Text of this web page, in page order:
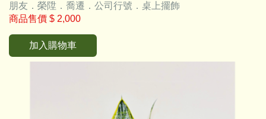
朋友．榮陞．喬遷．公司行號．桌上擺飾
商品售價 $ 2,000
加入購物車